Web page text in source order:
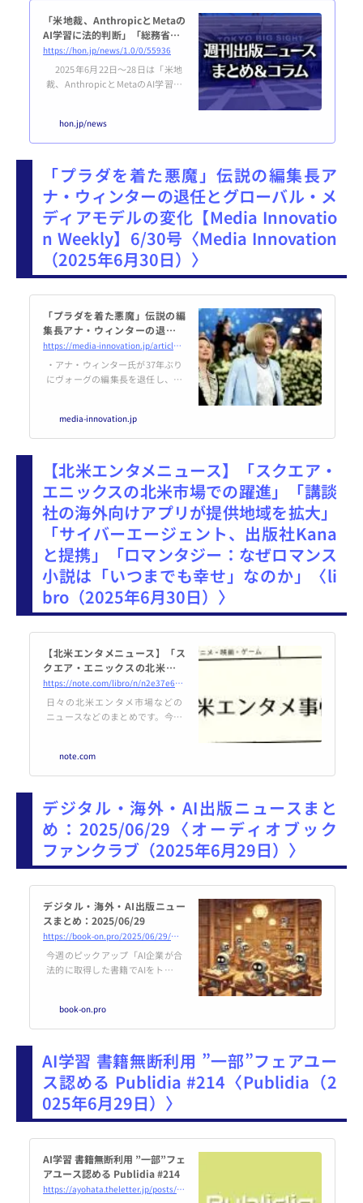
「米地裁、AnthropicとMetaの
AI学習に法的判断」「総務省、S
NS事業者に“おすすめ”理由の説
明義務を検討」など、週刊出版
ニュースまとめ＆コラム #671
（2025年6月22日～2...
https://hon.jp/news/1.0/0/55936
2025年6月22日～28日は「米地
裁、AnthropicとMetaのAI学習に
討」などが話題に。広い意味での
出版に関連する最新ニュースから
クアップし、独自の視点でコメン
トしてあります（ISSN 2436-823
7）。お知らせHON.jp Podcastin
g「#37 公共放送とネット配信必
須業務化（2025年6月24日版）」
を配信しましたhttps://open.spot
ify.com/epis...
hon.jp/news
「プラダを着た悪魔」伝説の編集長ア
ナ・ウィンターの退任とグローバル・メ
ディアモデルの変化【Media Innovatio
n Weekly】6/30号〈Media Innovation
（2025年6月30日）〉
「プラダを着た悪魔」伝説の編
集長アナ・ウィンターの退任と
グローバル・メディアモデルの
変化【Media Innovation Wee
kly】6/30号 | Media Innovatio
n / デジタルメディ...
https://media-innovation.jp/article/2025/06/30/142601.html
・アナ・ウィンター氏が37年ぶり
にヴォーグの編集長を退任し、グ
計り知れず、次世代のリーダー育
成とメディアの変革が課題となる
依存から組織全体の持続可能なモ
デルへと進化している
media-innovation.jp
【北米エンタメニュース】「スクエア・
エニックスの北米市場での躍進」「講談
社の海外向けアプリが提供地域を拡大」
「サイバーエージェント、出版社Kana
と提携」「ロマンタジー：なぜロマンス
小説は「いつまでも幸せ」なのか」〈li
bro（2025年6月30日）〉
【北米エンタメニュース】「ス
クエア・エニックスの北米市場
での躍進」「講談社の海外向け
アプリが提供地域を拡大」「サ
イバーエージェント、出版社Ka
naと提携」「ロマ...
https://note.com/libro/n/n2e37e623c7a0
日々の北米エンタメ市場などの
ニュースなどのまとめです。今週
プリ、提供地域をドイツなど欧州
圏に拡大 ADK、韓国ゲーム傘下で
と相乗効果 サイバーエージェン
ト、出版社Kanaと提携 フラン
スでアニメ拡大 ロマンタジー：な
ぜロマンス小説は「いつまでも幸
せ」なのか です。 BookCon、202
note.com
デジタル・海外・AI出版ニュースまと
め：2025/06/29〈オーディオブック
ファンクラブ（2025年6月29日）〉
デジタル・海外・AI出版ニュー
スまとめ：2025/06/29
https://book-on.pro/2025/06/29/デジタル・海外・ai出版ニュースまとめ：2025-06-29/
今週のピックアップ「AI企業が合
法的に取得した書籍でAIをトレー
した書籍を学習させるのはフェア
ユース、盗品はだめよという判決
がないのか？とヤキモキしま...
book-on.pro
AI学習 書籍無断利用 ”一部”フェアユー
ス認める Publidia #214〈Publidia（2
025年6月29日）〉
AI学習 書籍無断利用 ”一部”フェ
アユース認める Publidia #214
https://ayohata.theletter.jp/posts/b4fbc0f0-52f1-11f0-a346-1f2aefd5c029